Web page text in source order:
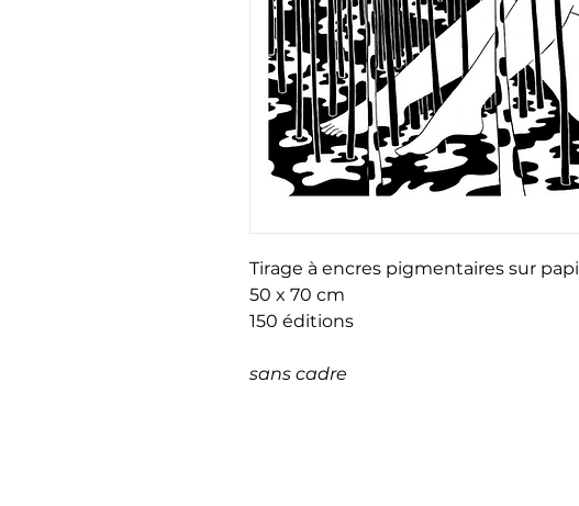
Tirage à encres pigmentaires sur
50 x 70 cm
150 éditions
sans cadre